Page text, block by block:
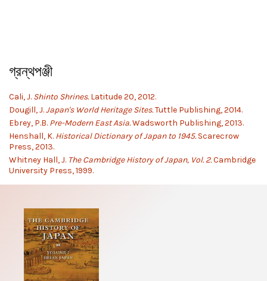
গ্রন্থপঞ্জী
Cali, J. Shinto Shrines.Latitude 20, 2012.
Dougill, J.Japan's World Heritage Sites.Tuttle Publishing, 2014.
Ebrey, P.B. Pre-Modern East Asia.Wadsworth Publishing, 2013.
Henshall, K. Historical Dictionary of Japan to 1945.Scarecrow
Press, 2013.
Whitney Hall, J. The Cambridge History of Japan, Vol. 2.Cambridge
University Press, 1999.